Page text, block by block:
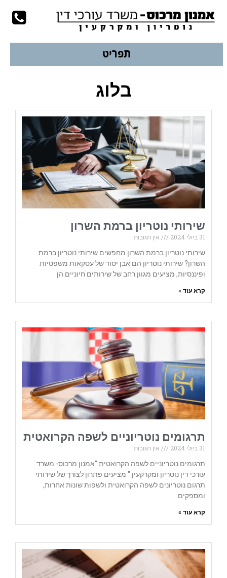
עמוד הבית
לשיחת יעוץ
077-9978924
תפריט
בלוג
שירותי נוטריון ברמת השרון
31 ביולי 2024
אין תגובות
שירותי נוטריון ברמת השרון מחפשים שירותי נוטריון ברמת
השרון? שירותי נוטריון הם אבן יסוד של עסקאות משפטיות
ופיננסיות, מציעים מגוון רחב של שירותים חיוניים הן
קרא עוד »
תרגומים נוטריוניים לשפה הקרואטית
31 ביולי 2024
אין תגובות
תרגומים נוטריוניים לשפה הקרואטית "אמנון מרכוס- משרד
עורכי דין נוטריון ומקרקעין " מציעים פתרון לצורך של שירותי
תרגום נוטריונים לשפה הקרואטית ולשפות שונות אחרות,
ומספקים
קרא עוד »